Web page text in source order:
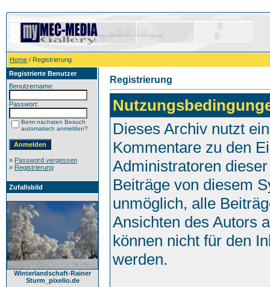
Home / Registrierung
Registrierte Benutzer
Benutzername:
Passwort:
Beim nächsten Besuch
automatisch anmelden?
» Password vergessen
» Registrierung
Zufallsbild
Winterlandschaft-Rainer
Sturm_pixelio.de
Registrierung
Dieses Archiv nutzt
Kommentare zu den
Administratoren
Beiträge von diesem
unmöglich, alle
Ansichten des Autors
können nicht für den
werden.